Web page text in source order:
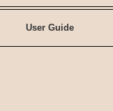
User Guide